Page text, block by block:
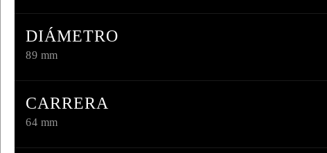
DIÁMETRO
89 mm
CARRERA
64 mm